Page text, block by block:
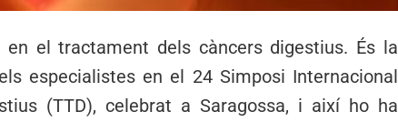
el tractament dels càncers digestius. És la
especialistes en el 24 Simposi Internacional
(TTD), celebrat a Saragossa, i així ho ha